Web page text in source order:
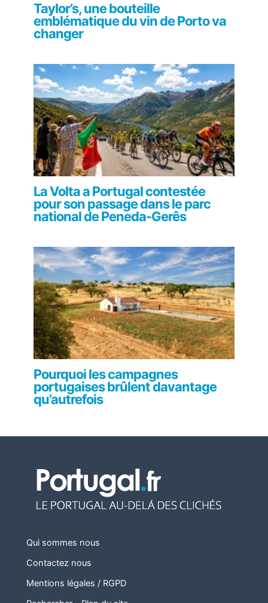
Taylor’s, une bouteille
emblématique du vin de Porto va
changer
La Volta a Portugal contestée
pour son passage dans le parc
national de Peneda-Gerês
Pourquoi les campagnes
portugaises brûlent davantage
qu’autrefois
Qui sommes nous
Contactez nous
Mentions légales / RGPD